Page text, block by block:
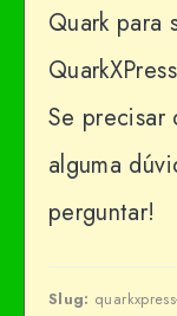
Quark para
Se precisar
alguma
perguntar!
Slug: